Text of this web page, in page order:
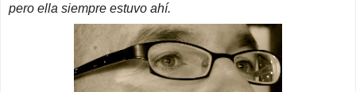
pero ella siempre estuvo ahí.